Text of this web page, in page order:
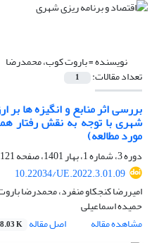
نویسنده =باروت کوب، محمدرضا
تعداد مقالات: 1
بررسی اثر منابع و انگیزه ها
مورد مطالعه)
دوره 3، شماره 1، بهار 1401، صفحه
121-134
10.22034/UE.2022.3.01.09
امیررضا کنجکاو منفرد، محمدرضا
حمیده اسماعیلی
مشاهده مقاله
اصل مقاله K